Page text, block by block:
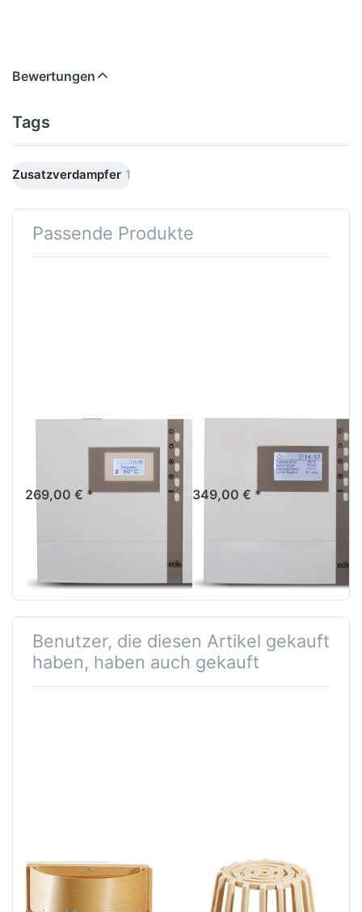
Bewertungen
Tags
Zusatzverdampfer 1
Passende Produkte
Saunasteuergerät EOS
269,00 € *
Elektronisches Steuergerät
(Finnisch + Bi-O) für private
und gewerbliche Nutzung.
349,00 € *
Benutzer, die diesen Artikel gekauft
haben, haben auch gekauft
EOS
Saunaleuchte
EOS
Feuchtefühler
F2